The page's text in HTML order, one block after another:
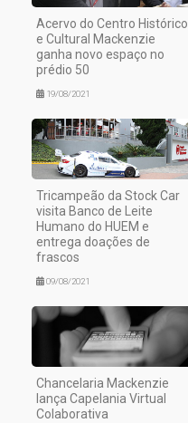
Acervo do Centro Histórico
e Cultural Mackenzie
ganha novo espaço no
prédio 50
19/08/2021
Tricampeão da Stock Car
visita Banco de Leite
Humano do HUEM e
entrega doações de
frascos
09/08/2021
Chancelaria Mackenzie
lança Capelania Virtual
Colaborativa